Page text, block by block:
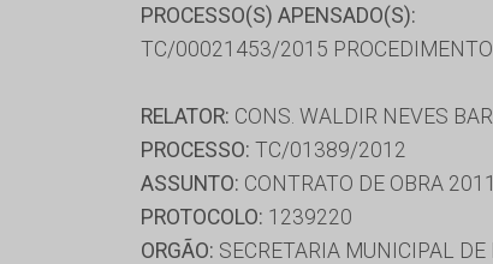
PROCESSO(S) APENSADO(S):
TC/00021453/2015
RELATOR: CONS. WALDIR NEVES
PROCESSO: TC/01389/2012
ASSUNTO: CONTRATO DE OBRA 2011
PROTOCOLO: 1239220
ORGÃO: SECRETARIA MUNICIPAL